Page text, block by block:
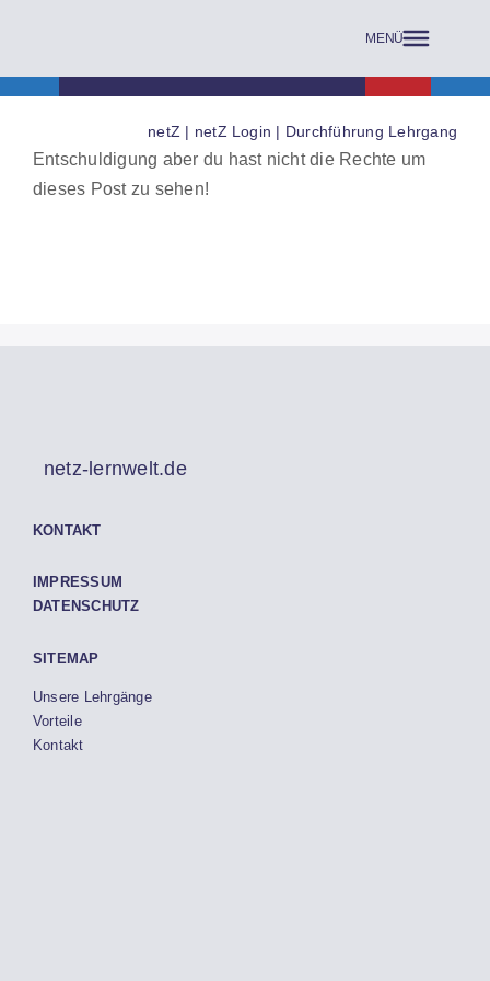
content
netZ | netZ Login | Durchführung Lehrgang
Entschuldigung aber du hast nicht die Rechte um
dieses Post zu sehen!
netz-lernwelt.de
KONTAKT
IMPRESSUM
DATENSCHUTZ
SITEMAP
Unsere Lehrgänge
Vorteile
Kontakt